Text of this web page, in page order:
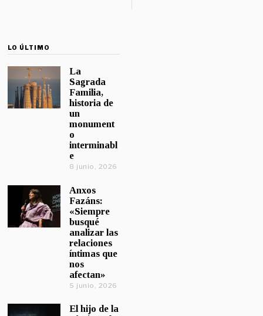
LO ÚLTIMO
La
Sagrada
Familia,
historia de
un
monument
o
interminabl
e
8 junio, 2026
Anxos
Fazáns:
«Siempre
busqué
analizar las
relaciones
íntimas que
nos
afectan»
5 junio, 2026
El hijo de la